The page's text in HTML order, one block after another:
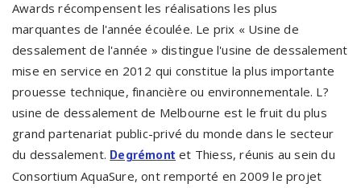
Awards récompensent les réalisations les plus
marquantes de l'année écoulée. Le prix « Usine de
dessalement de l'année » distingue l'usine de dessalement
mise en service en 2012 qui constitue la plus importante
prouesse technique, financière ou environnementale. L?
usine de dessalement de Melbourne est le fruit du plus
grand partenariat public-privé du monde dans le secteur
du dessalement. Degrémont et Thiess, réunis au sein du
Consortium AquaSure, ont remporté en 2009 le projet